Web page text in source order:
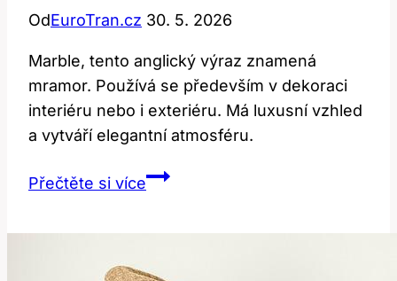
OdEuroTran.cz 30. 5. 2026
Marble, tento anglický výraz znamená
mramor. Používá se především v dekoraci
interiéru nebo i exteriéru. Má luxusní vzhled
a vytváří elegantní atmosféru.
Přečtěte si víceMarble:
Výraz